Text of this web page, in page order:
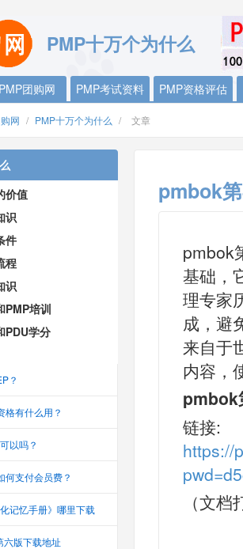
PMP十万个为什么
PMP团购网 PMP考试资料 PMP资格评估
网 / PMP十万个为什么 / 文章
pmbok
pmbok
基础，
理专家
成，避
来自于
内容，
pmbok
链接:
https://
（文
价值
识
件
程
识
PMP培训
PDU学分
？
格有什么用？
以吗？
何支付会员费？
化记忆手册》哪里下载
六版下载地址